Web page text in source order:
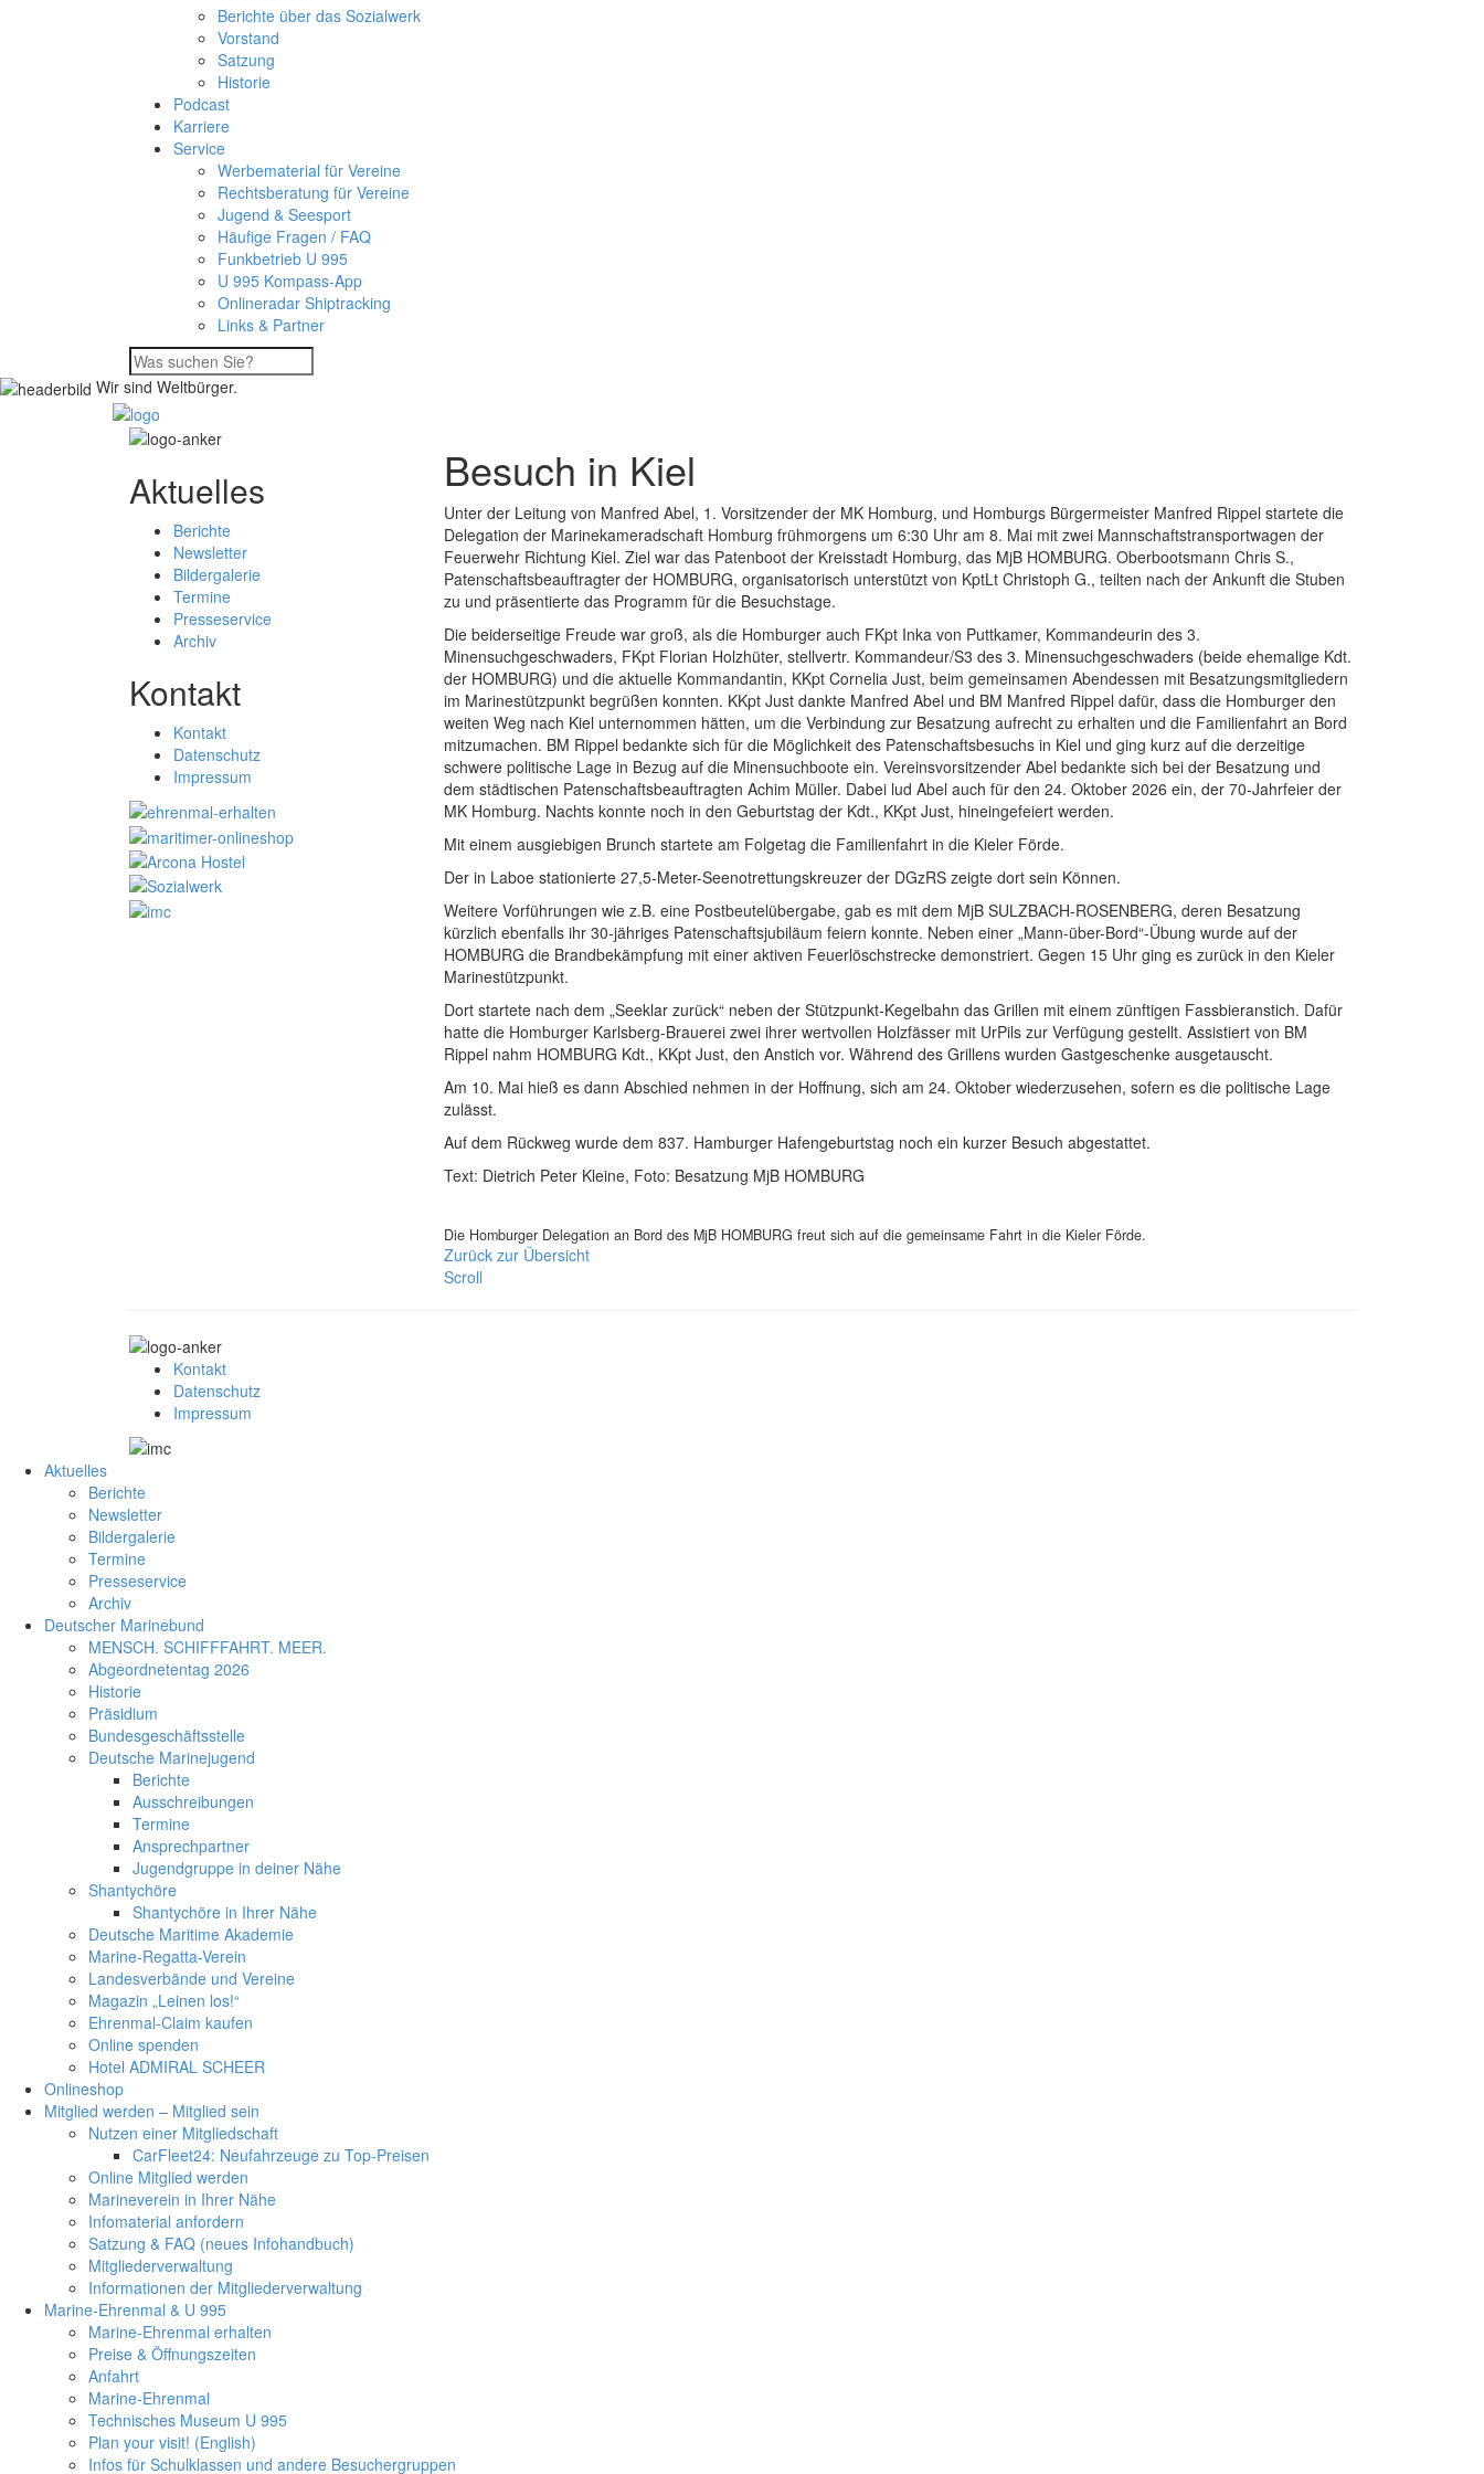
Berichte über das Sozialwerk
Vorstand
Satzung
Historie
Podcast
Karriere
Service
Werbematerial für Vereine
Rechtsberatung für Vereine
Jugend & Seesport
Häufige Fragen / FAQ
Funkbetrieb U 995
U 995 Kompass-App
Onlineradar Shiptracking
Links & Partner
Wir sind Weltbürger.
Aktuelles
Berichte
Newsletter
Bildergalerie
Termine
Presseservice
Archiv
Kontakt
Kontakt
Datenschutz
Impressum
Besuch in Kiel
Unter der Leitung von Manfred Abel, 1. Vorsitzender der MK Homburg, und Homburgs Bürgermeister Manfred Rippel startete die
Delegation der Marinekameradschaft Homburg frühmorgens um 6:30 Uhr am 8. Mai mit zwei Mannschaftstransportwagen der
Feuerwehr Richtung Kiel. Ziel war das Patenboot der Kreisstadt Homburg, das MjB HOMBURG. Oberbootsmann Chris S.,
Patenschaftsbeauftragter der HOMBURG, organisatorisch unterstützt von KptLt Christoph G., teilten nach der Ankunft die Stuben
zu und präsentierte das Programm für die Besuchstage.
Die beiderseitige Freude war groß, als die Homburger auch FKpt Inka von Puttkamer, Kommandeurin des 3.
Minensuchgeschwaders, FKpt Florian Holzhüter, stellvertr. Kommandeur/S3 des 3. Minensuchgeschwaders (beide ehemalige Kdt.
der HOMBURG) und die aktuelle Kommandantin, KKpt Cornelia Just, beim gemeinsamen Abendessen mit Besatzungsmitgliedern
im Marinestützpunkt begrüßen konnten. KKpt Just dankte Manfred Abel und BM Manfred Rippel dafür, dass die Homburger den
weiten Weg nach Kiel unternommen hätten, um die Verbindung zur Besatzung aufrecht zu erhalten und die Familienfahrt an Bord
mitzumachen. BM Rippel bedankte sich für die Möglichkeit des Patenschaftsbesuchs in Kiel und ging kurz auf die derzeitige
schwere politische Lage in Bezug auf die Minensuchboote ein. Vereinsvorsitzender Abel bedankte sich bei der Besatzung und
dem städtischen Patenschaftsbeauftragten Achim Müller. Dabei lud Abel auch für den 24. Oktober 2026 ein, der 70-Jahrfeier der
MK Homburg. Nachts konnte noch in den Geburtstag der Kdt., KKpt Just, hineingefeiert werden.
Mit einem ausgiebigen Brunch startete am Folgetag die Familienfahrt in die Kieler Förde.
Der in Laboe stationierte 27,5-Meter-Seenotrettungskreuzer der DGzRS zeigte dort sein Können.
Weitere Vorführungen wie z.B. eine Postbeutelübergabe, gab es mit dem MjB SULZBACH-ROSENBERG, deren Besatzung
kürzlich ebenfalls ihr 30-jähriges Patenschaftsjubiläum feiern konnte. Neben einer „Mann-über-Bord“-Übung wurde auf der
HOMBURG die Brandbekämpfung mit einer aktiven Feuerlöschstrecke demonstriert. Gegen 15 Uhr ging es zurück in den Kieler
Marinestützpunkt.
Dort startete nach dem „Seeklar zurück“ neben der Stützpunkt-Kegelbahn das Grillen mit einem zünftigen Fassbieranstich. Dafür
hatte die Homburger Karlsberg-Brauerei zwei ihrer wertvollen Holzfässer mit UrPils zur Verfügung gestellt. Assistiert von BM
Rippel nahm HOMBURG Kdt., KKpt Just, den Anstich vor. Während des Grillens wurden Gastgeschenke ausgetauscht.
Am 10. Mai hieß es dann Abschied nehmen in der Hoffnung, sich am 24. Oktober wiederzusehen, sofern es die politische Lage
zulässt.
Auf dem Rückweg wurde dem 837. Hamburger Hafengeburtstag noch ein kurzer Besuch abgestattet.
Text: Dietrich Peter Kleine, Foto: Besatzung MjB HOMBURG
Die Homburger Delegation an Bord des MjB HOMBURG freut sich auf die gemeinsame Fahrt in die Kieler Förde.
Zurück zur Übersicht
Scroll
Kontakt
Datenschutz
Impressum
Aktuelles
Berichte
Newsletter
Bildergalerie
Termine
Presseservice
Archiv
Deutscher Marinebund
MENSCH. SCHIFFFAHRT. MEER.
Abgeordnetentag 2026
Historie
Präsidium
Bundesgeschäftsstelle
Deutsche Marinejugend
Berichte
Ausschreibungen
Termine
Ansprechpartner
Jugendgruppe in deiner Nähe
Shantychöre
Shantychöre in Ihrer Nähe
Deutsche Maritime Akademie
Marine-Regatta-Verein
Landesverbände und Vereine
Magazin „Leinen los!“
Ehrenmal-Claim kaufen
Online spenden
Hotel ADMIRAL SCHEER
Onlineshop
Mitglied werden – Mitglied sein
Nutzen einer Mitgliedschaft
CarFleet24: Neufahrzeuge zu Top-Preisen
Online Mitglied werden
Marineverein in Ihrer Nähe
Infomaterial anfordern
Satzung & FAQ (neues Infohandbuch)
Mitgliederverwaltung
Informationen der Mitgliederverwaltung
Marine-Ehrenmal & U 995
Marine-Ehrenmal erhalten
Preise & Öffnungszeiten
Anfahrt
Marine-Ehrenmal
Technisches Museum U 995
Plan your visit! (English)
Infos für Schulklassen und andere Besuchergruppen